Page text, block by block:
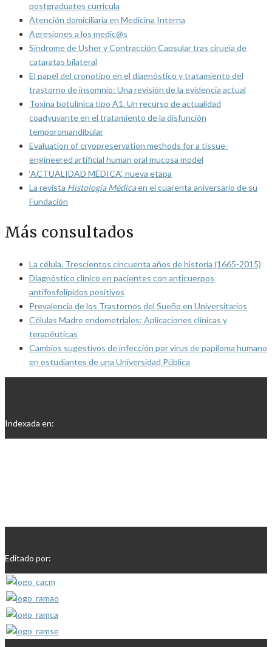
postgraduates curricula
Atención domiciliaria en Medicina Interna
Agresiones a los medic@s
Síndrome de Usher y Contracción Capsular tras cirugía de
cataratas bilateral
El papel del cronotipo en el diagnóstico y tratamiento del
trastorno de insomnio: Una revisión de la evidencia actual
Toxina botulínica tipo A1. Un recurso de actualidad
coadyuvante en el tratamiento de la disfunción
temporomandibular
Evaluation of cryopreservation methods for a tissue-
engineered artificial human oral mucosa model
‘ACTUALIDAD MÉDICA’, nueva etapa
La revista Histología Médicaen el cuarenta aniversario de su
Fundación
Más consultados
La célula. Trescientos cincuenta años de historia (1665-2015)
Diagnóstico clínico en pacientes con anticuerpos
antifosfolípidos positivos
Prevalencia de los Trastornos del Sueño en Universitarios
Células Madre endometriales: Aplicaciones clínicas y
terapéuticas
Cambios sugestivos de infección por virus de papiloma humano
en estudiantes de una Universidad Pública
Indexada en:
Editado por: